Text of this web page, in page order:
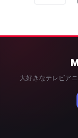
大好きなテレビア